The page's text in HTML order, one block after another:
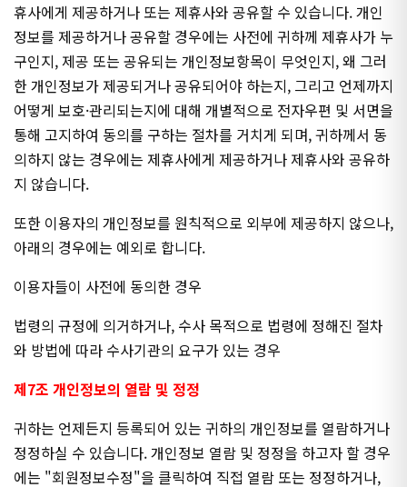
휴사에게 제공하거나 또는 제휴사와 공유할 수 있습니다. 개인
정보를 제공하거나 공유할 경우에는 사전에 귀하께 제휴사가 누
구인지, 제공 또는 공유되는 개인정보항목이 무엇인지, 왜 그러
한 개인정보가 제공되거나 공유되어야 하는지, 그리고 언제까지
어떻게 보호·관리되는지에 대해 개별적으로 전자우편 및 서면을
통해 고지하여 동의를 구하는 절차를 거치게 되며, 귀하께서 동
의하지 않는 경우에는 제휴사에게 제공하거나 제휴사와 공유하
지 않습니다.
또한 이용자의 개인정보를 원칙적으로 외부에 제공하지 않으나,
아래의 경우에는 예외로 합니다.
이용자들이 사전에 동의한 경우
법령의 규정에 의거하거나, 수사 목적으로 법령에 정해진 절차
와 방법에 따라 수사기관의 요구가 있는 경우
제7조 개인정보의 열람 및 정정
귀하는 언제든지 등록되어 있는 귀하의 개인정보를 열람하거나
정정하실 수 있습니다. 개인정보 열람 및 정정을 하고자 할 경우
에는 "회원정보수정"을 클릭하여 직접 열람 또는 정정하거나,